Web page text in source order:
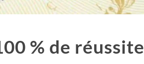
% de réussite